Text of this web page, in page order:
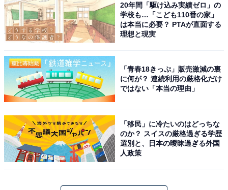
した。
20年間「駆け込み実績ゼロ」の
学校も…「こども110番の家」
は本当に必要？ PTAが直面する
理想と現実
「青春18きっぷ」販売激減の裏
に何が？ 連続利用の厳格化だけ
ではない「本当の理由」
「移民」に冷たいのはどっちな
のか？ スイスの厳格過ぎる学歴
選別と、日本の曖昧過ぎる外国
人政策